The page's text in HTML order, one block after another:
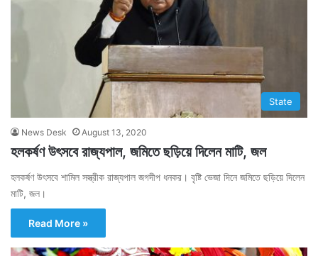
State
News Desk August 13, 2020
হলকর্ষণ উৎসবে রাজ্যপাল, জমিতে ছড়িয়ে দিলেন মাটি, জল
হলকর্ষণ উৎসবে শামিল সস্ত্রীক রাজ্যপাল জগদীপ ধনকর। বৃষ্টি ভেজা দিনে জমিতে ছড়িয়ে দিলেন
মাটি, জল।
Read More »